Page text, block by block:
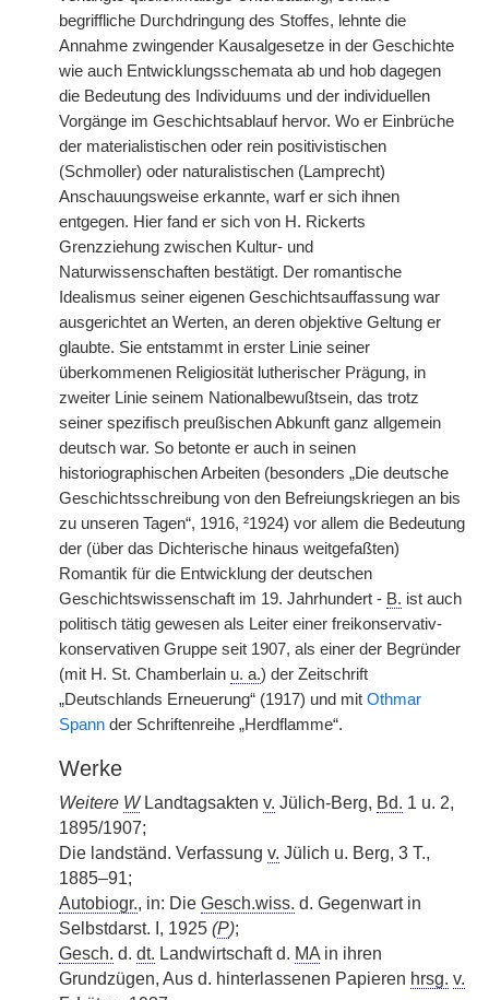
begriffliche Durchdringung des Stoffes, lehnte die
Annahme zwingender Kausalgesetze in der Geschichte
wie auch Entwicklungsschemata ab und hob dagegen
die Bedeutung des Individuums und der individuellen
Vorgänge im Geschichtsablauf hervor. Wo er Einbrüche
der materialistischen oder rein positivistischen
(Schmoller) oder naturalistischen (Lamprecht)
Anschauungsweise erkannte, warf er sich ihnen
entgegen. Hier fand er sich von H. Rickerts
Grenzziehung zwischen Kultur- und
Naturwissenschaften bestätigt. Der romantische
Idealismus seiner eigenen Geschichtsauffassung war
ausgerichtet an Werten, an deren objektive Geltung er
glaubte. Sie entstammt in erster Linie seiner
überkommenen Religiosität lutherischer Prägung, in
zweiter Linie seinem Nationalbewußtsein, das trotz
seiner spezifisch preußischen Abkunft ganz allgemein
deutsch war. So betonte er auch in seinen
historiographischen Arbeiten (besonders „Die deutsche
Geschichtsschreibung von den Befreiungskriegen an bis
zu unseren Tagen“, 1916, ²1924) vor allem die Bedeutung
der (über das Dichterische hinaus weitgefaßten)
Romantik für die Entwicklung der deutschen
Geschichtswissenschaft im 19. Jahrhundert - B. ist auch
politisch tätig gewesen als Leiter einer freikonservativ-
konservativen Gruppe seit 1907, als einer der Begründer
(mit H. St. Chamberlain u. a.) der Zeitschrift
„Deutschlands Erneuerung“ (1917) und mit Othmar
Spann der Schriftenreihe „Herdflamme“.
Werke
Weitere WLandtagsakten v. Jülich-Berg, Bd. 1 u. 2,
1895/1907;
Die landständ. Verfassung v. Jülich u. Berg, 3 T.,
1885–91;
Autobiogr., in: Die Gesch.wiss. d. Gegenwart in
Selbstdarst. I, 1925 (P);
Gesch. d. dt. Landwirtschaft d. MA in ihren
Grundzügen, Aus d. hinterlassenen Papieren hrsg. v.